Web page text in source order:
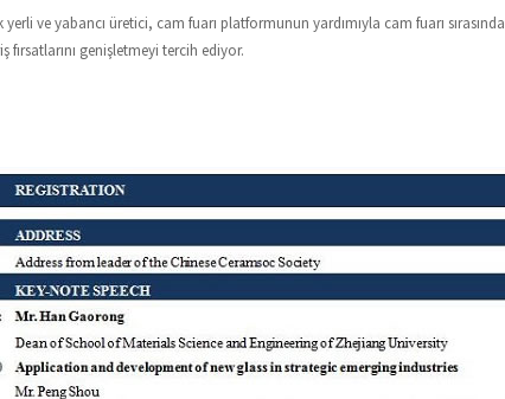
ve yabancı üretici, cam fuarı platformunun yardımıyla cam fuarı
fırsatlarını genişletmeyi tercih ediyor.